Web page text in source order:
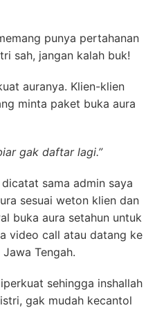
punya pertahanan
sah, jangan kalah buk!
auranya. Klien-klien
minta paket buka aura
gak daftar lagi.”
sama admin saya
sesuai weton klien dan
buka aura setahun untuk
video call atau datang ke
Tengah.
sehingga inshallah
gak mudah kecantol